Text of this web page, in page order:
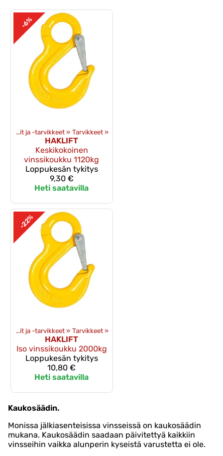
-6%
Vinssit ja -tarvikkeet ‪» Tarvikkeet ‪»
HAKLIFT
Keskikokoinen
vinssikoukku 1120kg
Loppukesän tykitys
9,30 €
Heti saatavilla
-22%
Vinssit ja -tarvikkeet ‪» Tarvikkeet ‪»
HAKLIFT
Iso vinssikoukku 2000kg
Loppukesän tykitys
10,80 €
Heti saatavilla
Kaukosäädin.
Monissa jälkiasenteisissa vinsseissä on kaukosäädin
mukana. Kaukosäädin saadaan päivitettyä kaikkiin
vinsseihin vaikka alunperin kyseistä varustetta ei ole.